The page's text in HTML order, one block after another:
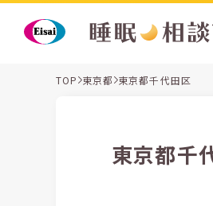
TOP 東京都 東京都千代田区
東京都千